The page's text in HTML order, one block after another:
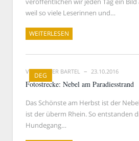
weil so viele Leserinnen und…
WEITERLESEN
DEG
VONRAINER BARTEL 23.10.2016
Fotostrecke: Nebel am Paradiesstrand
Das Schönste am Herbst ist der
ist der überm Rhein. So entstanden
Hundegang…